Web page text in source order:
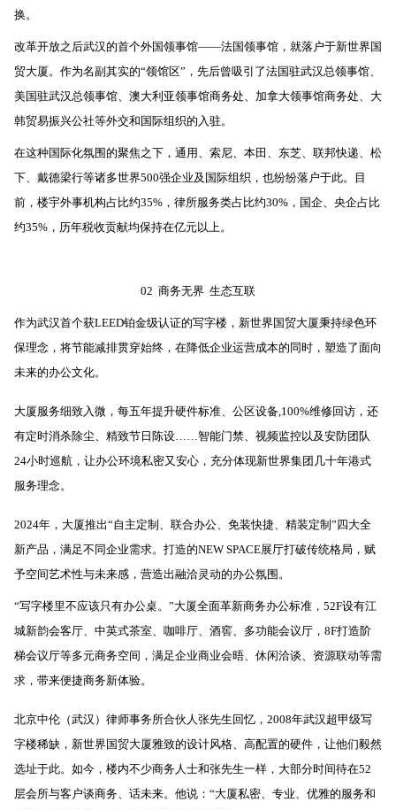
换。
改革开放之后武汉的首个外国领事馆——法国领事馆，就落户于新世界国
贸大厦。作为名副其实的“领馆区”，先后曾吸引了法国驻武汉总领事馆、
美国驻武汉总领事馆、澳大利亚领事馆商务处、加拿大领事馆商务处、大
韩贸易振兴公社等外交和国际组织的入驻。
在这种国际化氛围的聚焦之下，通用、索尼、本田、东芝、联邦快递、松
下、戴德梁行等诸多世界500强企业及国际组织，也纷纷落户于此。目
前，楼宇外事机构占比约35%，律所服务类占比约30%，国企、央企占比
约35%，历年税收贡献均保持在亿元以上。
02 商务无界 生态互联
作为武汉首个获LEED铂金级认证的写字楼，新世界国贸大厦秉持绿色环
保理念，将节能减排贯穿始终，在降低企业运营成本的同时，塑造了面向
未来的办公文化。
大厦服务细致入微，每五年提升硬件标准、公区设备,100%维修回访，还
有定时消杀除尘、精致节日陈设……智能门禁、视频监控以及安防团队
24小时巡航，让办公环境私密又安心，充分体现新世界集团几十年港式
服务理念。
2024年，大厦推出“自主定制、联合办公、免装快捷、精装定制”四大全
新产品，满足不同企业需求。打造的NEW SPACE展厅打破传统格局，赋
予空间艺术性与未来感，营造出融洽灵动的办公氛围。
“写字楼里不应该只有办公桌。”大厦全面革新商务办公标准，52F设有江
城新韵会客厅、中英式茶室、咖啡厅、酒窖、多功能会议厅，8F打造阶
梯会议厅等多元商务空间，满足企业商业会晤、休闲洽谈、资源联动等需
求，带来便捷商务新体验。
北京中伦（武汉）律师事务所合伙人张先生回忆，2008年武汉超甲级写
字楼稀缺，新世界国贸大厦雅致的设计风格、高配置的硬件，让他们毅然
选址于此。如今，楼内不少商务人士和张先生一样，大部分时间待在52
层会所与客户谈商务、话未来。他说：“大厦私密、专业、优雅的服务和